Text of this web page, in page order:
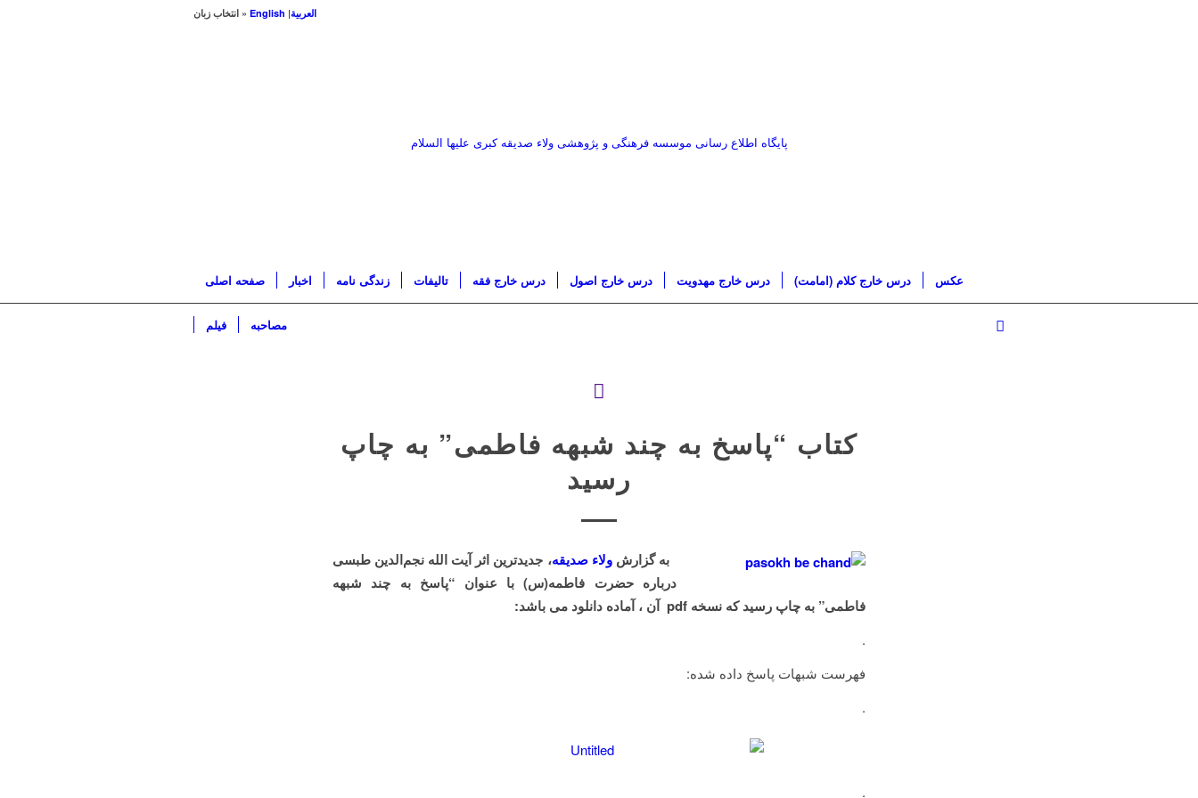
العربیة|
English « انتخاب زبان
پایگاه اطلاع رسانی موسسه فرهنگی و پژوهشی ولاء صدیقه کبری علیها السلام
صفحه اصلی اخبار زندگی نامه تاليفات درس خارج فقه درس خارج اصول درس خارج مهدویت درس خارج کلام (امامت) عکس
فیلم مصاحبه
کتاب “پاسخ به چند شبهه فاطمی” به چاپ
رسید
به گزارش ولاء صدیقه، جدیدترین اثر آیت الله نجم‌الدین طبسی
درباره حضرت فاطمه(س) با عنوان “پاسخ به چند شبهه
فاطمی” به چاپ رسید که نسخه pdf آن ، آماده دانلود می باشد:
.
فهرست شبهات پاسخ داده شده:
.
.